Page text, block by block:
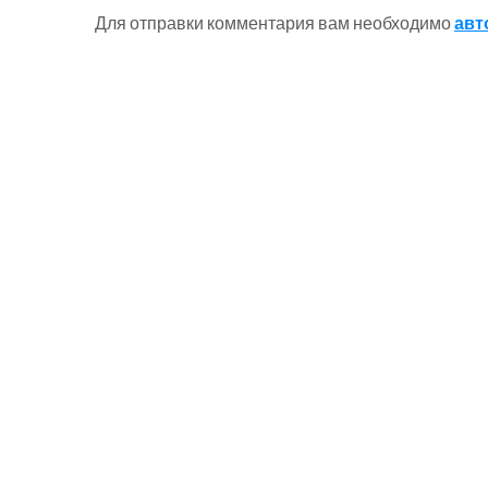
Для отправки комментария вам необходимо